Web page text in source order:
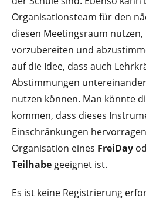
Organisationsteam für den
diesen Meetingsraum
vorzubereiten und
auf die Idee, dass auch
Abstimmungen
nutzen können. Man könnte
kommen, dass dieses
Einschränkungen
Organisation eines FreiDay
Teilhabe geeignet ist.
Es ist keine Registrierung